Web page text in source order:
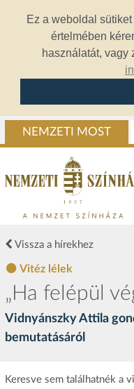
Ez a weboldal
értelmében
használatát, vagy
NEMZETI MOST
Vissza a hírekhez
Vitéz lélek
„Ha felépül
Vidnyánszky Attila
bemutatásáról
Keresve sem találhatnék a